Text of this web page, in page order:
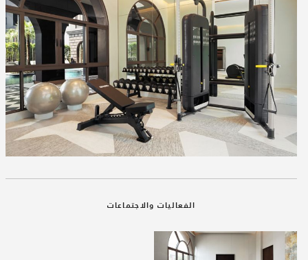
الفعاليات والاجتماعات